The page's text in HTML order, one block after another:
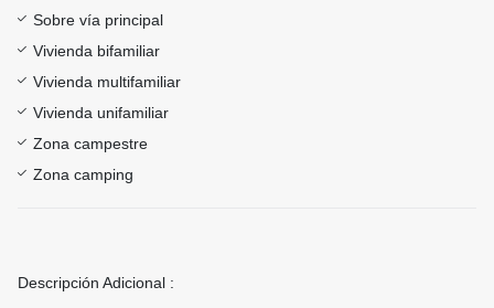
Sobre vía principal
Vivienda bifamiliar
Vivienda multifamiliar
Vivienda unifamiliar
Zona campestre
Zona camping
Descripción Adicional :